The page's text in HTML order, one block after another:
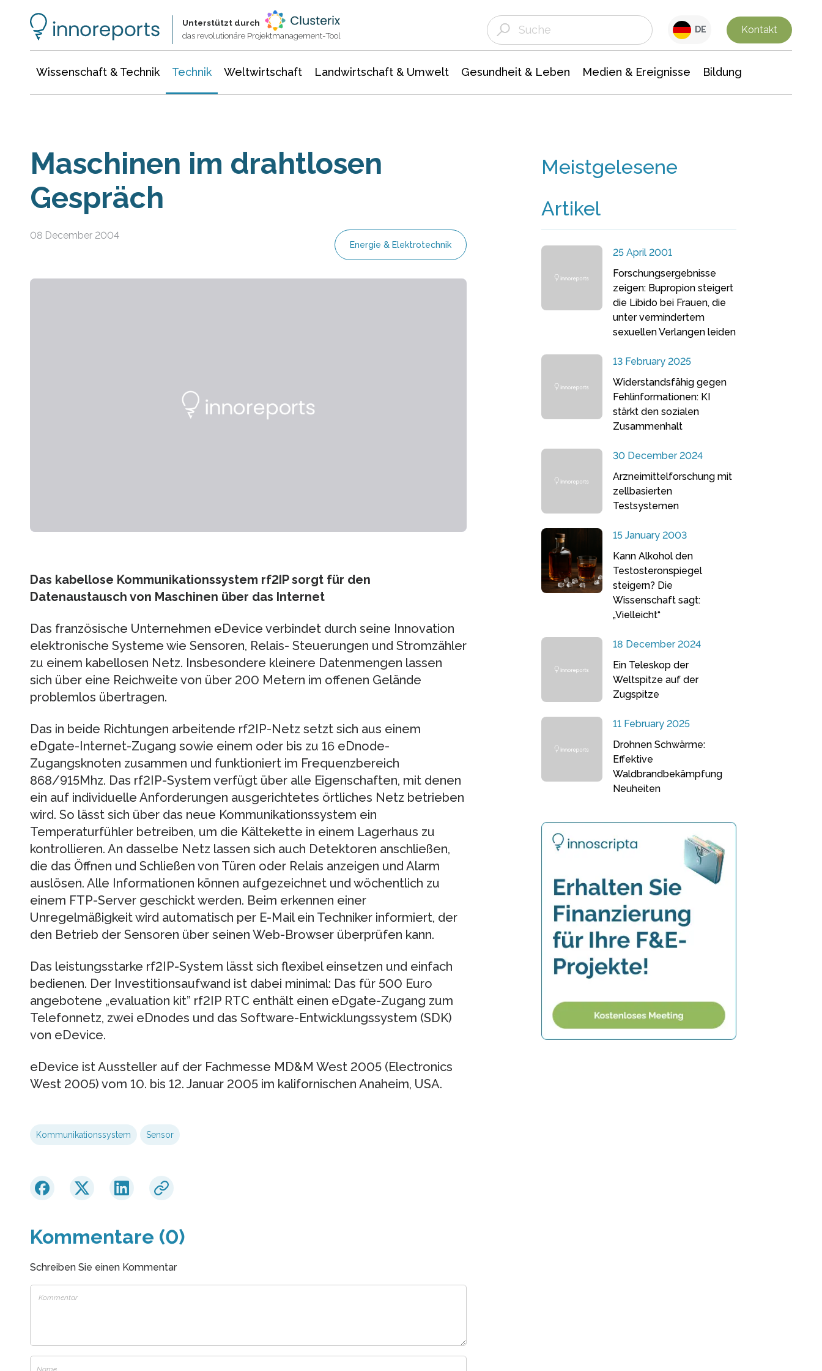
Unterstützt durch
das revolutionäre Projektmanagement-Tool
DE Kontakt
Wissenschaft & Technik Technik Weltwirtschaft Landwirtschaft & Umwelt Gesundheit & Leben Medien & Ereignisse Bildung
Maschinen im drahtlosen
Gespräch
08 December 2004
Energie & Elektrotechnik
Das kabellose Kommunikationssystem rf2IP sorgt für den
Datenaustausch von Maschinen über das Internet
Das französische Unternehmen eDevice verbindet durch seine Innovation
elektronische Systeme wie Sensoren, Relais- Steuerungen und Stromzähler
zu einem kabellosen Netz. Insbesondere kleinere Datenmengen lassen
sich über eine Reichweite von über 200 Metern im offenen Gelände
problemlos übertragen.
Das in beide Richtungen arbeitende rf2IP-Netz setzt sich aus einem
eDgate-Internet-Zugang sowie einem oder bis zu 16 eDnode-
Zugangsknoten zusammen und funktioniert im Frequenzbereich
868/915Mhz. Das rf2IP-System verfügt über alle Eigenschaften, mit denen
ein auf individuelle Anforderungen ausgerichtetes örtliches Netz betrieben
wird. So lässt sich über das neue Kommunikationssystem ein
Temperaturfühler betreiben, um die Kältekette in einem Lagerhaus zu
kontrollieren. An dasselbe Netz lassen sich auch Detektoren anschließen,
die das Öffnen und Schließen von Türen oder Relais anzeigen und Alarm
auslösen. Alle Informationen können aufgezeichnet und wöchentlich zu
einem FTP-Server geschickt werden. Beim erkennen einer
Unregelmäßigkeit wird automatisch per E-Mail ein Techniker informiert, der
den Betrieb der Sensoren über seinen Web-Browser überprüfen kann.
Das leistungsstarke rf2IP-System lässt sich flexibel einsetzen und einfach
bedienen. Der Investitionsaufwand ist dabei minimal: Das für 500 Euro
angebotene „evaluation kit” rf2IP RTC enthält einen eDgate-Zugang zum
Telefonnetz, zwei eDnodes und das Software-Entwicklungssystem (SDK)
von eDevice.
eDevice ist Aussteller auf der Fachmesse MD&M West 2005 (Electronics
West 2005) vom 10. bis 12. Januar 2005 im kalifornischen Anaheim, USA.
Kommunikationssystem Sensor
Kommentare (0)
Schreiben Sie einen Kommentar
Meistgelesene
Artikel
25 April 2001
Forschungsergebnisse
zeigen: Bupropion steigert
die Libido bei Frauen, die
unter vermindertem
sexuellen Verlangen leiden
13 February 2025
Widerstandsfähig gegen
Fehlinformationen: KI
stärkt den sozialen
Zusammenhalt
30 December 2024
Arzneimittelforschung mit
zellbasierten
Testsystemen
15 January 2003
Kann Alkohol den
Testosteronspiegel
steigern? Die
Wissenschaft sagt:
„Vielleicht“
18 December 2024
Ein Teleskop der
Weltspitze auf der
Zugspitze
11 February 2025
Drohnen Schwärme:
Effektive
Waldbrandbekämpfung
Neuheiten